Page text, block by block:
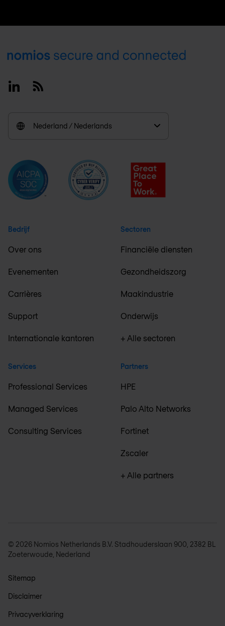
Footer
LinkedinRSS
Nederland / Nederlands
Bedrijf
Over ons
Evenementen
Carrières
Support
Internationale kantoren
Services
Professional Services
Managed Services
Consulting Services
Sectoren
Financiële diensten
Gezondheidszorg
Maakindustrie
Onderwijs
+ Alle sectoren
Partners
HPE
Palo Alto Networks
Fortinet
Zscaler
+ Alle partners
© 2026 Nomios Netherlands B.V. Stadhouderslaan 900, 2382 BL
Zoeterwoude, Nederland
Sitemap
Disclaimer
Privacyverklaring